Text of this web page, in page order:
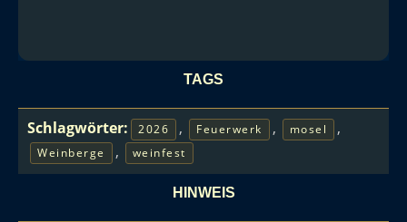
TAGS
Schlagwörter: 2026 , Feuerwerk , mosel ,
Weinberge , weinfest
HINWEIS